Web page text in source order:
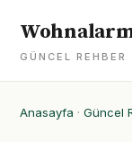
GÜNCEL REHBER
Anasayfa · Güncel